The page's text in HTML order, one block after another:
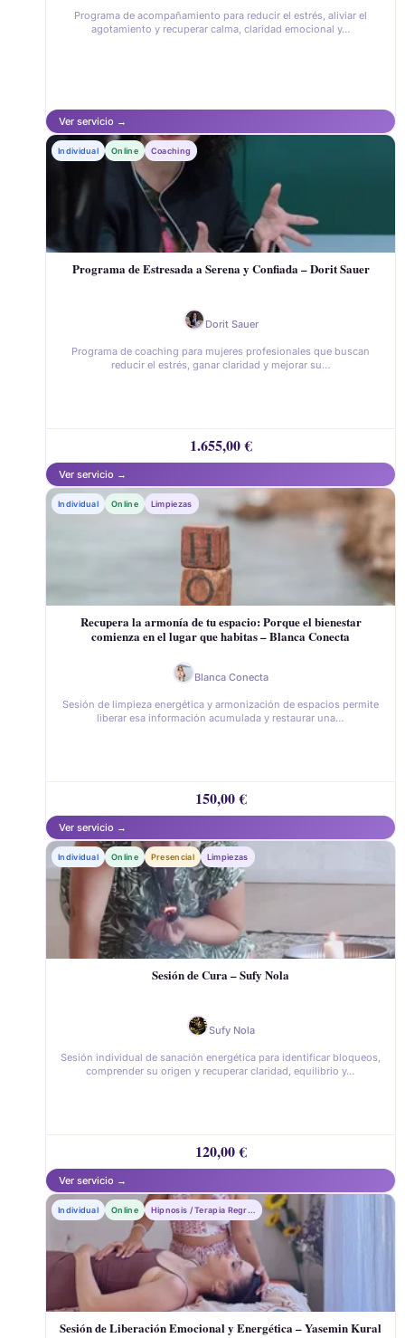
Programa de acompañamiento para reducir el estrés, aliviar el
agotamiento y recuperar calma, claridad emocional y…
Individual Online Coaching
Programa de Estresada a Serena y Confiada – Dorit Sauer
Dorit Sauer
1.655,00€
Programa de coaching para mujeres profesionales que buscan
reducir el estrés, ganar claridad y mejorar su…
Individual Online Limpiezas
Recupera la armonía de tu espacio: Porque el bienestar
comienza en el lugar que habitas – Blanca Conecta
Blanca Conecta
150,00€
Sesión de limpieza energética y armonización de espacios permite
liberar esa información acumulada y restaurar una…
Individual Online Presencial Limpiezas
Sesión de Cura – Sufy Nola
Sufy Nola
120,00€
Sesión individual de sanación energética para identificar bloqueos,
comprender su origen y recuperar claridad, equilibrio y…
Individual Online Hipnosis / Terapia Regresiva
Sesión de Liberación Emocional y Energética – Yasemin Kural